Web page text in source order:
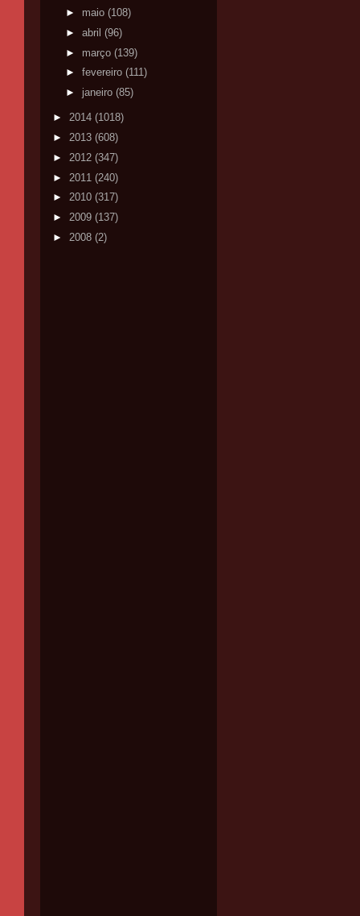
► maio (108)
► abril (96)
► março (139)
► fevereiro (111)
► janeiro (85)
► 2014 (1018)
► 2013 (608)
► 2012 (347)
► 2011 (240)
► 2010 (317)
► 2009 (137)
► 2008 (2)